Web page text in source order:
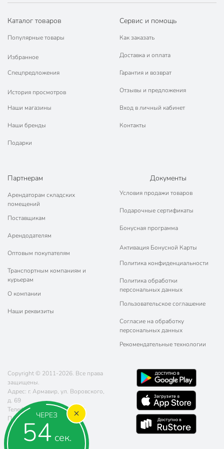
ЧЕРЕЗ
54 сек.
Каталог товаров
Популярные товары
Избранное
Спецпредложения
История просмотров
Наши магазины
Наши бренды
Подарки
Сервис и помощь
Как заказать
Доставка и оплата
Гарантия и возврат
Отзывы и предложения
Вход в личный кабинет
Контакты
Партнерам
Арендаторам складских
помещений
Поставщикам
Арендодателям
Оптовым покупателям
Транспортным компаниям и
курьерам
О компании
Наши реквизиты
Документы
Условия продажи товаров
Подарочные сертификаты
Бонусная программа
Активация Бонусной Карты
Политика конфиденциальности
Политика обработки
персональных данных
Пользовательское соглашение
Согласие на обработку
персональных данных
Рекомендательные технологии
Copyright © 2011-2026. Все права
защищены.
Адрес: г. Армавир, ул. Воровского,
д. 69
Телефон:
8 (800) 770-77-06
Почта:
sales@poryadok.ru